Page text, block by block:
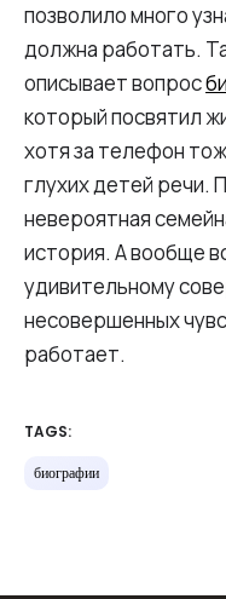
позволило много
должна работать.
описывает вопрос
который посвятил
хотя за телефон
глухих детей речи.
невероятная
история. А вообще
удивительному
несовершенных
работает.
TAGS:
биографии